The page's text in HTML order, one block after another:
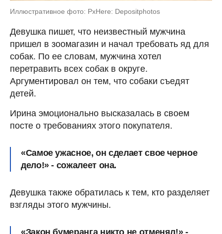
Иллюстративное фото: PxHere: Depositphotos
Девушка пишет, что неизвестный мужчина
пришел в зоомагазин и начал требовать яд для
собак. По ее словам, мужчина хотел
перетравить всех собак в округе.
Аргументировал он тем, что собаки съедят
детей.
Ирина эмоционально высказалась в своем
посте о требованиях этого покупателя.
«Самое ужасное, он сделает свое черное
дело!» - сожалеет она.
Девушка также обратилась к тем, кто разделяет
взгляды этого мужчины.
«Закон бумеранга никто не отменял!» -